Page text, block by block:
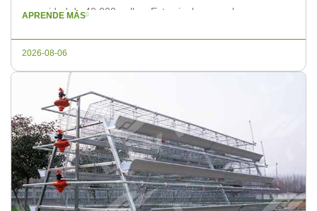
capacidad de 40,000 pollos. Estas jaulas no solo aseguran
APRENDE MÁS
2026-08-06